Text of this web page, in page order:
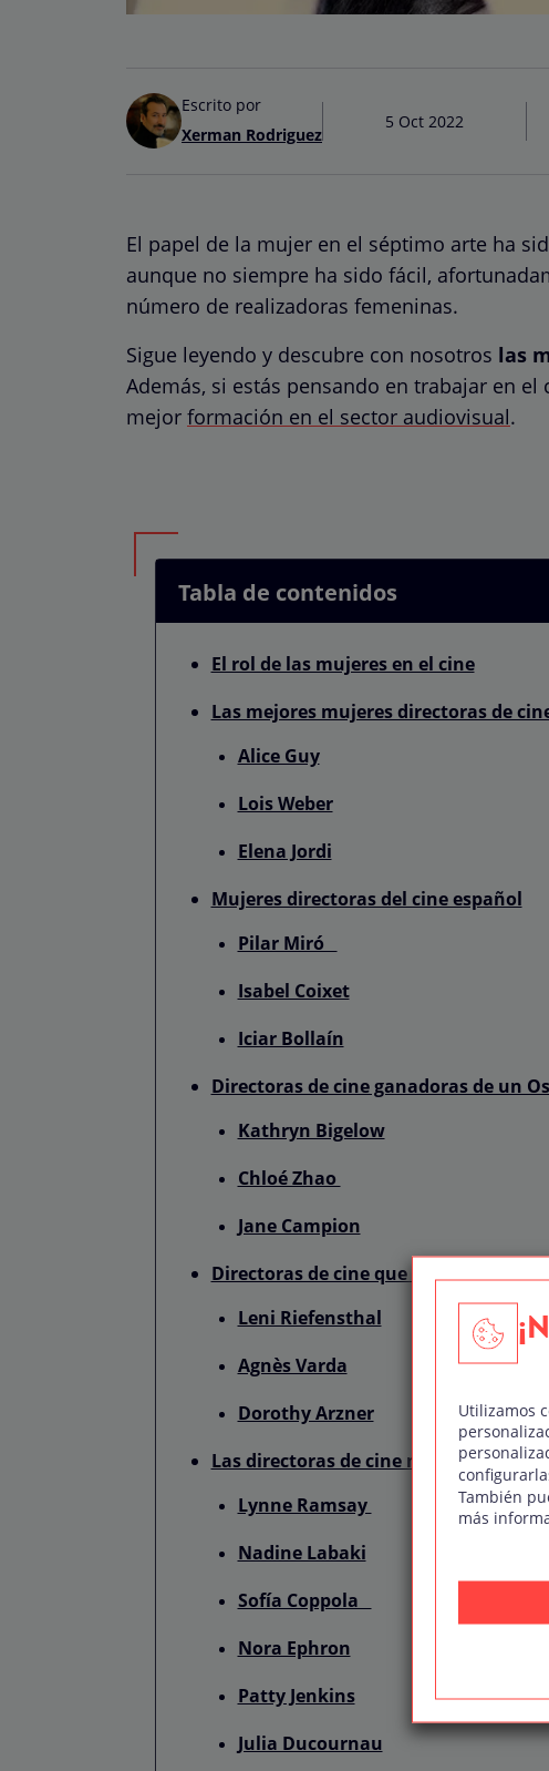
Escrito por
Xerman Rodriguez
5 Oct 2022
El papel de la mujer en el séptimo arte ha
aunque no siempre ha sido fácil,
número de realizadoras femeninas.
Sigue leyendo y descubre con nosotros las
Además, si estás pensando en trabajar en
mejor formación en el sector audiovisual.
Tabla de contenidos
El rol de las mujeres en el cine
Las mejores mujeres directoras de
Alice Guy
Lois Weber
Elena Jordi
Mujeres directoras del cine español
Pilar Miró
Isabel Coixet
Iciar Bollaín
Directoras de cine ganadoras de un
Kathryn Bigelow
Chloé Zhao
Jane Campion
Directoras de cine que debes conocer
Leni Riefensthal
Agnès Varda
Dorothy Arzner
Las directoras de cine más
Lynne Ramsay
Nadine Labaki
Sofía Coppola
Nora Ephron
Patty Jenkins
Julia Ducournau
Utilizamos
También
más